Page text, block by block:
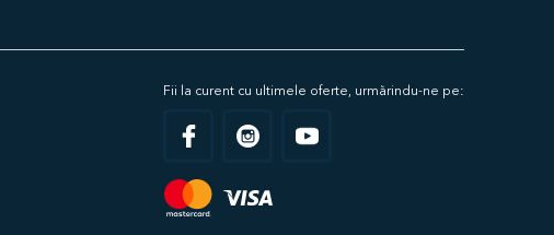
Fii la curent cu ultimele oferte, urmărindu-ne pe: